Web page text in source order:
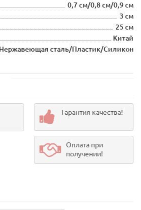
0,7 см/0,8 см/0,9 см
3 см
25 см
Китай
Нержавеющая сталь/Пластик/Силикон
Гарантия качества!
Оплата при
получении!